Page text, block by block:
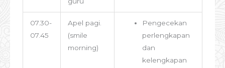
07.30-
07.45
Apel pagi.
(smile
morning)
Pengecekan
perlengkapan
dan
kelengkapan